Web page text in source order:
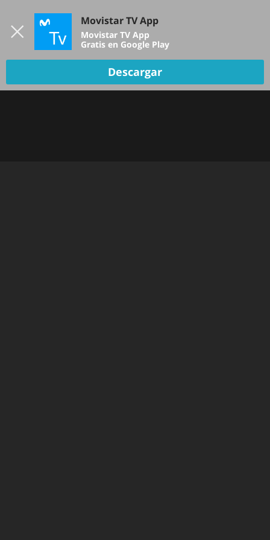
TV EN VIVO
Movistar TV App
Movistar TV App
Gratis en Google Play
Descargar